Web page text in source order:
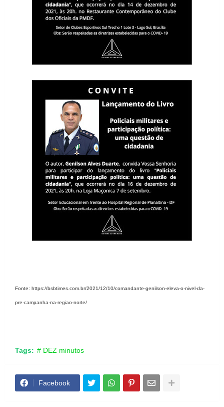
Fonte: https://bsbtimes.com.br/2021/12/10/comandante-genilson-eleva-o-nivel-da-
pre-campanha-na-regiao-norte/
Tags: # DEZ minutos
Facebook